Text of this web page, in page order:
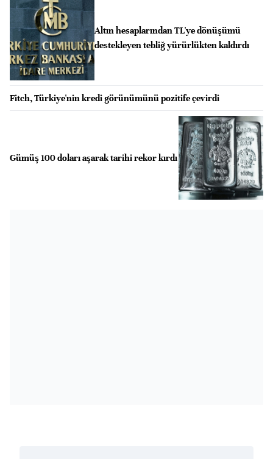
Altın hesaplarından TL'ye dönüşümü
destekleyen tebliğ yürürlükten kaldırdı
Fitch, Türkiye'nin kredi görünümünü pozitife çevirdi
Gümüş 100 doları aşarak tarihi rekor kırdı